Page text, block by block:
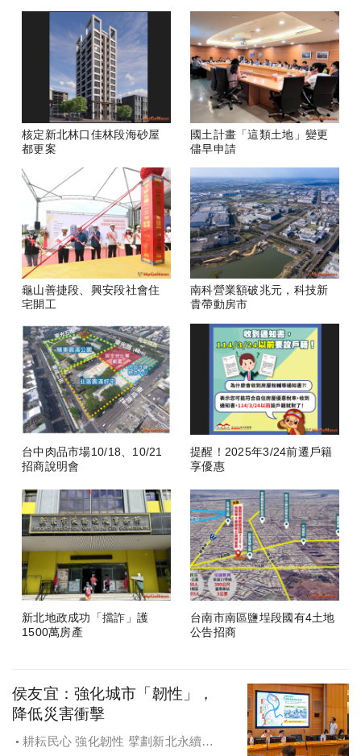
核定新北林口佳林段海砂屋
都更案
國土計畫「這類土地」變更
儘早申請
龜山善捷段、興安段社會住
宅開工
南科營業額破兆元，科技新
貴帶動房市
台中肉品市場10/18、10/21
招商說明會
提醒！2025年3/24前遷戶籍
享優惠
新北地政成功「擋詐」護
1500萬房產
台南市南區鹽埕段國有4土地
公告招商
侯友宜：強化城市「韌性」，
降低災害衝擊
耕耘民心 強化韌性 擘劃新北永續宜